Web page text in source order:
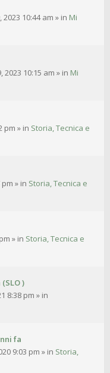
2023 10:44 am » in Mi
2023 10:15 am » in Mi
pm » in Storia, Tecnica e
pm » in Storia, Tecnica e
» in Storia, Tecnica e
)
8:38 pm » in
fa
9:03 pm » in Storia,